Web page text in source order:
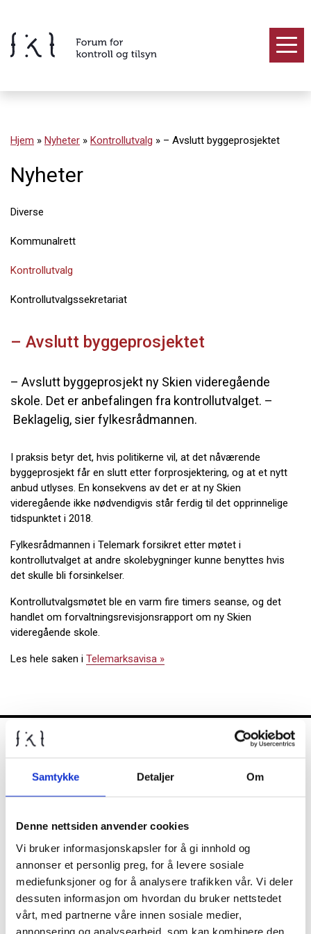
Samtykke Detaljer Om
Denne nettsiden anvender cookies
Vi bruker informasjonskapsler for å gi innhold og
annonser et personlig preg, for å levere sosiale
mediefunksjoner og for å analysere trafikken vår. Vi deler
dessuten informasjon om hvordan du bruker nettstedet
vårt, med partnerne våre innen sosiale medier,
annonsering og analysearbeid, som kan kombinere den
innholdet
Hjem » Nyheter » Kontrollutvalg » – Avslutt byggeprosjektet
Nyheter
Diverse
Kommunalrett
Kontrollutvalg
Kontrollutvalgssekretariat
– Avslutt byggeprosjektet
– Avslutt byggeprosjekt ny Skien videregående
skole. Det er anbefalingen fra kontrollutvalget. –
Beklagelig, sier fylkesrådmannen.
I praksis betyr det, hvis politikerne vil, at det nåværende
byggeprosjekt får en slutt etter forprosjektering, og at et nytt
anbud utlyses. En konsekvens av det er at ny Skien
videregående ikke nødvendigvis står ferdig til det opprinnelige
tidspunktet i 2018.
Fylkesrådmannen i Telemark forsikret etter møtet i
kontrollutvalget at andre skolebygninger kunne benyttes hvis
det skulle bli forsinkelser.
Kontrollutvalgsmøtet ble en varm fire timers seanse, og det
handlet om forvaltningsrevisjonsrapport om ny Skien
videregående skole.
Les hele saken i Telemarksavisa »
FKT
Kontrollutvalget
Nyheter
Diverse